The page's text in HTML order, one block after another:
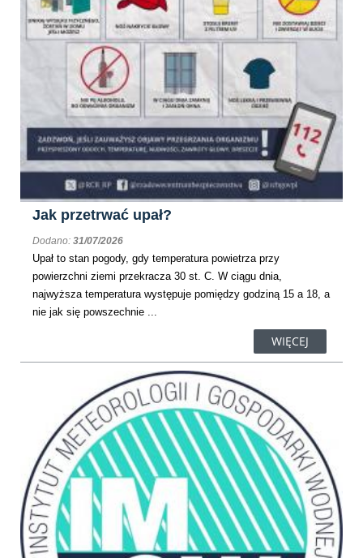
Jak przetrwać upał?
Dodano: 31/07/2026
Upał to stan pogody, gdy temperatura powietrza przy
powierzchni ziemi przekracza 30 st. C. W ciągu dnia,
najwyższa temperatura występuje pomiędzy godziną 15 a 18, a
nie jak się powszechnie ...
WIĘCEJ